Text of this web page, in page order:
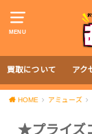
MENU
買取について アク
HOME アミューズ
★プライズ